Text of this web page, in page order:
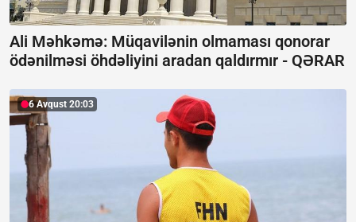
Ali Məhkəmə: Müqavilənin olmaması qonorar
ödənilməsi öhdəliyini aradan qaldırmır - QƏRAR
6 Avqust 20:03